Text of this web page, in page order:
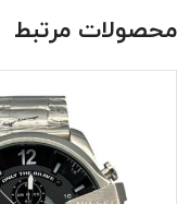
محصولات مرتبط